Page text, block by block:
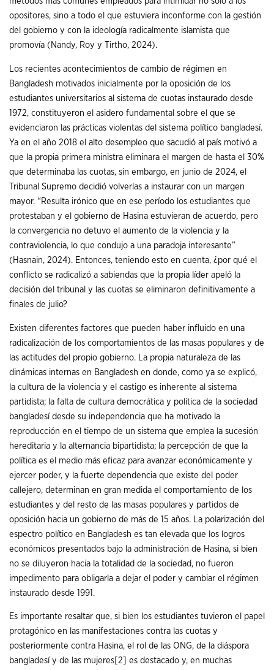
opositores, sino a todo el que estuviera inconforme con la gestión
del gobierno y con la ideología radicalmente islamista que
promovía (Nandy, Roy y Tirtho, 2024).
Los recientes acontecimientos de cambio de régimen en
Bangladesh motivados inicialmente por la oposición de los
estudiantes universitarios al sistema de cuotas instaurado desde
1972, constituyeron el asidero fundamental sobre el que se
evidenciaron las prácticas violentas del sistema político bangladesí.
Ya en el año 2018 el alto desempleo que sacudió al país motivó a
que la propia primera ministra eliminara el margen de hasta el 30%
que determinaba las cuotas, sin embargo, en junio de 2024, el
Tribunal Supremo decidió volverlas a instaurar con un margen
mayor. “Resulta irónico que en ese período los estudiantes que
protestaban y el gobierno de Hasina estuvieran de acuerdo, pero
la convergencia no detuvo el aumento de la violencia y la
contraviolencia, lo que condujo a una paradoja interesante”
(Hasnain, 2024). Entonces, teniendo esto en cuenta, ¿por qué el
conflicto se radicalizó a sabiendas que la propia líder apeló la
decisión del tribunal y las cuotas se eliminaron definitivamente a
finales de julio?
Existen diferentes factores que pueden haber influido en una
radicalización de los comportamientos de las masas populares y de
las actitudes del propio gobierno. La propia naturaleza de las
dinámicas internas en Bangladesh en donde, como ya se explicó,
la cultura de la violencia y el castigo es inherente al sistema
partidista; la falta de cultura democrática y política de la sociedad
bangladesí desde su independencia que ha motivado la
reproducción en el tiempo de un sistema que emplea la sucesión
hereditaria y la alternancia bipartidista; la percepción de que la
política es el medio más eficaz para avanzar económicamente y
ejercer poder, y la fuerte dependencia que existe del poder
callejero, determinan en gran medida el comportamiento de los
estudiantes y del resto de las masas populares y partidos de
oposición hacia un gobierno de más de 15 años. La polarización del
espectro político en Bangladesh es tan elevada que los logros
económicos presentados bajo la administración de Hasina, si bien
no se diluyeron hacia la totalidad de la sociedad, no fueron
impedimento para obligarla a dejar el poder y cambiar el régimen
instaurado desde 1991.
Es importante resaltar que, si bien los estudiantes tuvieron el papel
protagónico en las manifestaciones contra las cuotas y
posteriormente contra Hasina, el rol de las ONG, de la diáspora
bangladesí y de las mujeres [2]
es destacado y, en muchas